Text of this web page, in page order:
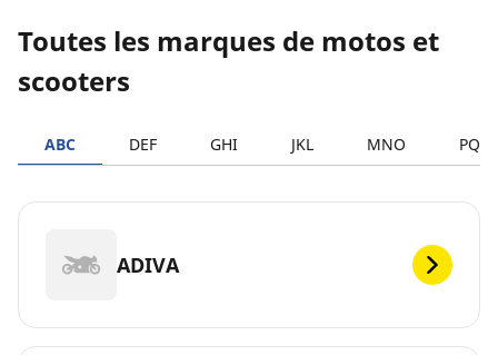
Toutes les marques de motos et
scooters
ABC DEF GHI JKL MNO PQRS
ADIVA